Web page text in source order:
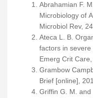
Abrahamian F.
Microbiology of
Microbiol Rev,
Ateca L. B.
factors in
Emerg Crit
Grambow
Brief [online],
Griffin G. M. and